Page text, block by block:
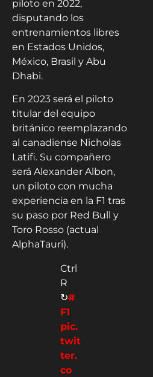
piloto en 2022,
disputando los
entrenamientos libres
en Estados Unidos,
México, Brasil y Abu
Dhabi.
En 2023 será el piloto
titular del equipo
británico reemplazando
al canadiense Nicholas
Latifi. Su compañero
será Alexander Albon,
un piloto con mucha
experiencia en la F1 tras
su paso por Red Bull y
Toro Rosso (actual
AlphaTauri).
Ctrl
R
↻#
F1
pic.
twit
ter.
co